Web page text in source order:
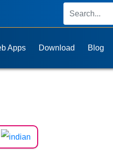
Apps Download Blog